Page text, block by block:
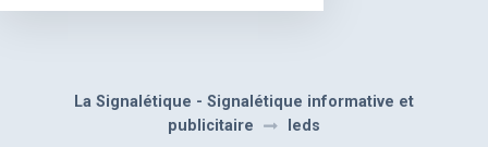
La Signalétique - Signalétique informative et
publicitaire
leds